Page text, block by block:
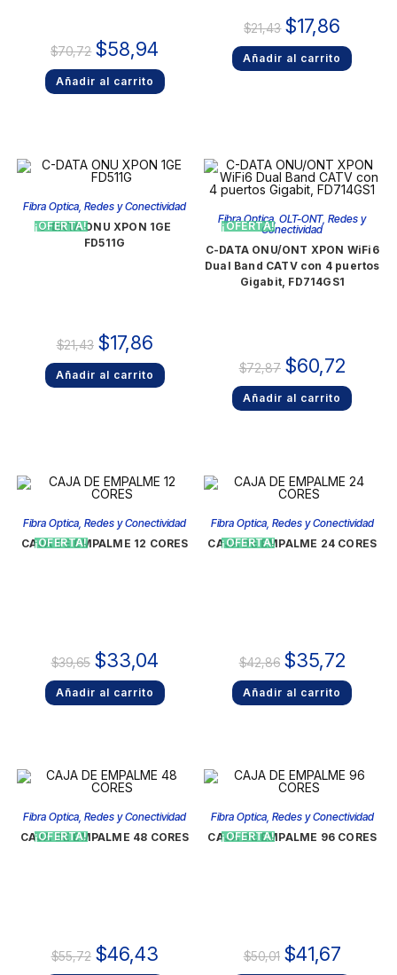
$70,72 $58,94
Añadir al carrito
$21,43 $17,86
Añadir al carrito
¡OFERTA!
Fibra Optica ,Redes y Conectividad
C-DATA ONU XPON 1GE
FD511G
$21,43 $17,86
Añadir al carrito
¡OFERTA!
Fibra Optica,OLT-ONT,Redes y
Conectividad
C-DATA ONU/ONT XPON WiFi6
Dual Band CATV con 4 puertos
Gigabit, FD714GS1
$72,87 $60,72
Añadir al carrito
¡OFERTA!
Fibra Optica ,Redes y Conectividad
CAJA DE EMPALME 12 CORES
$39,65 $33,04
Añadir al carrito
¡OFERTA!
Fibra Optica, Redes y Conectividad
CAJA DE EMPALME 24 CORES
$42,86 $35,72
Añadir al carrito
¡OFERTA!
Fibra Optica,Redes y Conectividad
CAJA DE EMPALME 48 CORES
$55,72 $46,43
¡OFERTA!
Fibra Optica, Redes y Conectividad
CAJA DE EMPALME 96 CORES
$50,01 $41,67